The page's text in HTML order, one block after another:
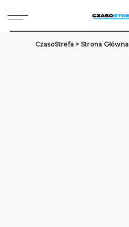
CzasoStrefa > Strona Główna